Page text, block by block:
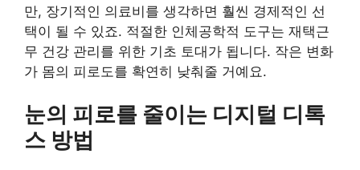
만, 장기적인 의료비를 생각하면 훨씬 경제적인 선
택이 될 수 있죠. 적절한 인체공학적 도구는 재택근
무 건강 관리를 위한 기초 토대가 됩니다. 작은 변화
가 몸의 피로도를 확연히 낮춰줄 거예요.
눈의 피로를 줄이는 디지털 디톡
스 방법